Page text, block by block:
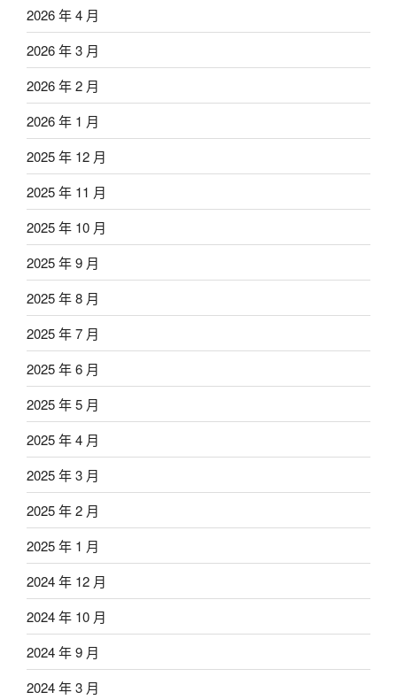
2026 年 4 月
2026 年 3 月
2026 年 2 月
2026 年 1 月
2025 年 12 月
2025 年 11 月
2025 年 10 月
2025 年 9 月
2025 年 8 月
2025 年 7 月
2025 年 6 月
2025 年 5 月
2025 年 4 月
2025 年 3 月
2025 年 2 月
2025 年 1 月
2024 年 12 月
2024 年 10 月
2024 年 9 月
2024 年 3 月